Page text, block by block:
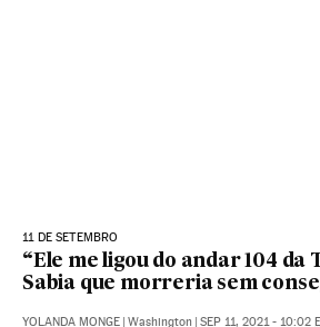
11 DE SETEMBRO
“Ele me ligou do andar 104 da
Sabia que morreria sem
YOLANDA MONGE Washington SEP 11, 2021 - 10:02